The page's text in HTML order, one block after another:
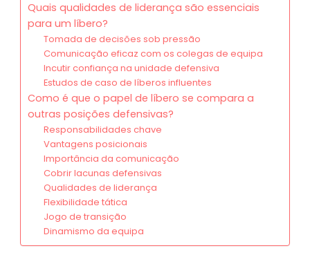
Quais qualidades de liderança são essenciais
para um líbero?
Tomada de decisões sob pressão
Comunicação eficaz com os colegas de equipa
Incutir confiança na unidade defensiva
Estudos de caso de líberos influentes
Como é que o papel de líbero se compara a
outras posições defensivas?
Responsabilidades chave
Vantagens posicionais
Importância da comunicação
Cobrir lacunas defensivas
Qualidades de liderança
Flexibilidade tática
Jogo de transição
Dinamismo da equipa